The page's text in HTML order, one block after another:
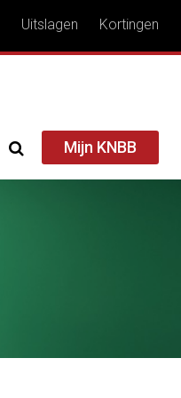
Uitslagen Kortingen
Mijn KNBB